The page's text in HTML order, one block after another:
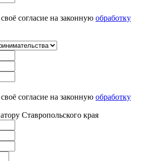
согласие на законную обработку
согласие на законную обработку
Ставропольского края